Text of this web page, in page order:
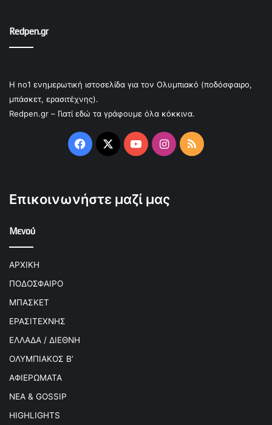
Redpen.gr
Η no1 ενημερωτική ιστοσελίδα για τον Ολυμπιακό (ποδόσφαιρο,
μπάσκετ, ερασιτέχνης).
Redpen.gr – Γιατί εδώ τα γράφουμε όλα κόκκινα.
Facebook
X YouTubeInstagram
RSS
Επικοινωνήστε μαζί μας
Μενού
ΑΡΧΙΚΗ
ΠΟΔΟΣΦΑΙΡΟ
ΜΠΑΣΚΕΤ
ΕΡΑΣΙΤΕΧΝΗΣ
ΕΛΛΑΔΑ / ΔΙΕΘΝΗ
ΟΛΥΜΠΙΑΚΟΣ Β’
ΑΦΙΕΡΩΜΑΤΑ
ΝΕΑ & GOSSIP
HIGHLIGHTS